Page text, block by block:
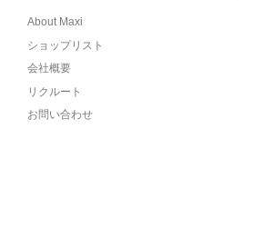
About Maxi
ショップリスト
会社概要
リクルート
お問い合わせ